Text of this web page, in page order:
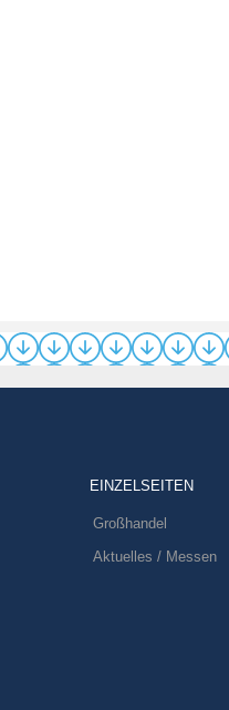
EINZELSEITEN
Großhandel
Aktuelles / Messen